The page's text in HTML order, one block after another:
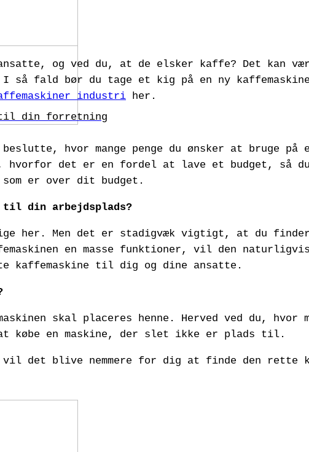
til din forretning
og ved du, at de elsker kaffe? Det kan
så fald bør du tage et kig på en ny
industri her.
hvor mange penge du ønsker at bruge på
det er en fordel at lave et budget, så du
er over dit budget.
til din arbejdsplads?
her. Men det er stadigvæk vigtigt, at du
en masse funktioner, vil den
kaffemaskine til dig og dine ansatte.
skal placeres henne. Herved ved du,
købe en maskine, der slet ikke er plads til.
det blive nemmere for dig at finde den rette